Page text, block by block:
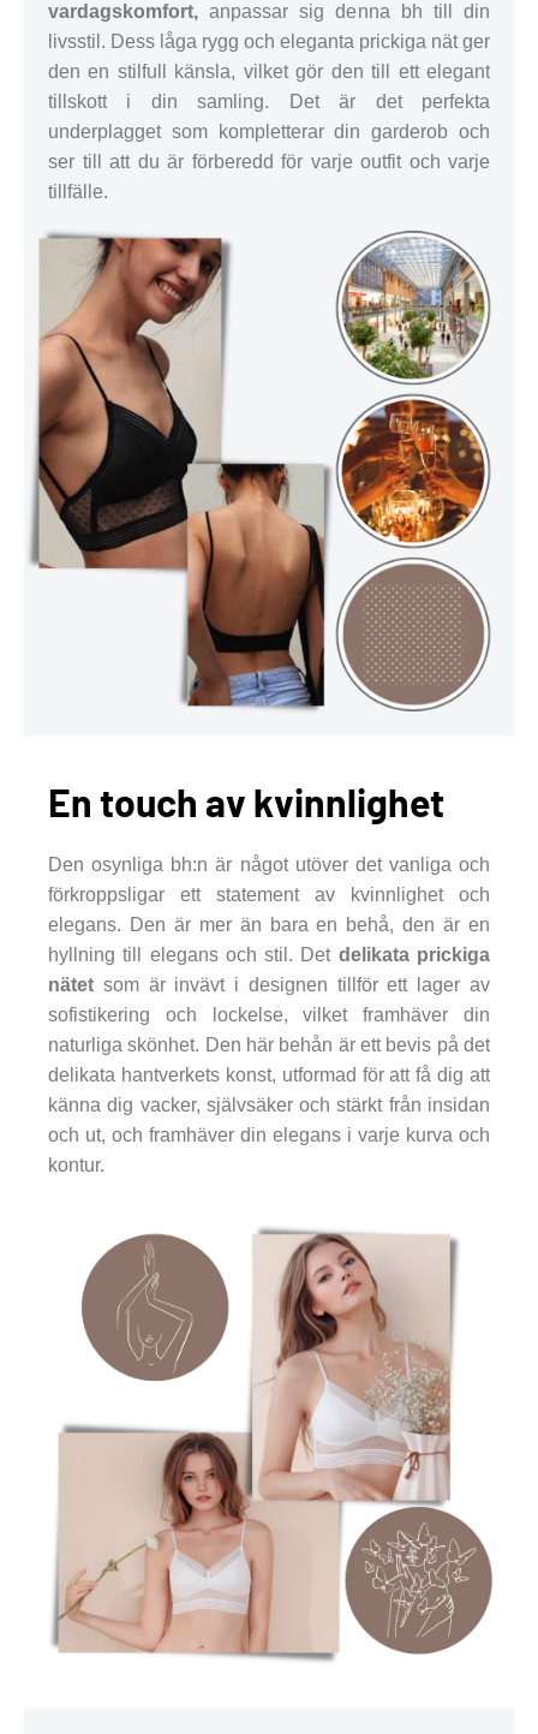
vardagskomfort, anpassar sig denna bh till din
livsstil. Dess låga rygg och eleganta prickiga nät ger
den en stilfull känsla, vilket gör den till ett elegant
tillskott i din samling. Det är det perfekta
underplagget som kompletterar din garderob och
ser till att du är förberedd för varje outfit och varje
tillfälle.
En touch av kvinnlighet
Den osynliga bh:n är något utöver det vanliga och
förkroppsligar ett statement av kvinnlighet och
elegans. Den är mer än bara en behå, den är en
hyllning till elegans och stil. Det delikata prickiga
nätet som är invävt i designen tillför ett lager av
sofistikering och lockelse, vilket framhäver din
naturliga skönhet. Den här behån är ett bevis på det
delikata hantverkets konst, utformad för att få dig att
känna dig vacker, självsäker och stärkt från insidan
och ut, och framhäver din elegans i varje kurva och
kontur.